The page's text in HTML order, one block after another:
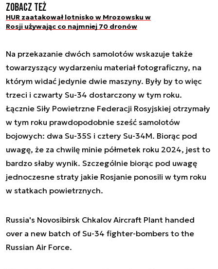
Zobacz też
HUR zaatakował lotnisko w Mrozowsku w
Rosji używając co najmniej 70 dronów
Na przekazanie dwóch samolotów wskazuje także
towarzyszący wydarzeniu materiał fotograficzny, na
którym widać jedynie dwie maszyny. Były by to więc
trzeci i czwarty Su-34 dostarczony w tym roku.
Łącznie Siły Powietrzne Federacji Rosyjskiej otrzymały
w tym roku prawdopodobnie sześć samolotów
bojowych: dwa Su-35S i cztery Su-34M. Biorąc pod
uwagę, że za chwilę minie półmetek roku 2024, jest to
bardzo słaby wynik. Szczególnie biorąc pod uwagę
jednoczesne straty jakie Rosjanie ponosili w tym roku
w statkach powietrznych.
Russia's Novosibirsk Chkalov Aircraft Plant handed
over a new batch of Su-34 fighter-bombers to the
Russian Air Force.